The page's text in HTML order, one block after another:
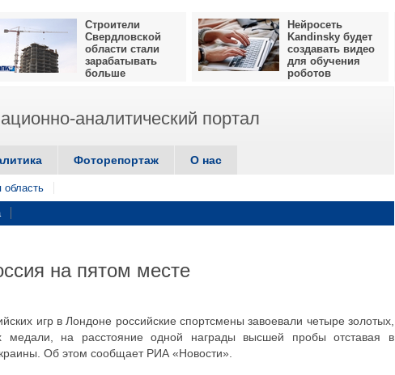
Строители
Свердловской
области стали
зарабатывать
больше
Нейросеть
Kandinsky будет
создавать видео
для обучения
роботов
аналитический портал
Фоторепортаж О нас
область
на пятом месте
игр в Лондоне российские спортсмены завоевали четыре золотых,
медали, на расстояние одной награды высшей пробы отставая в
Об этом сообщает РИА «Новости».